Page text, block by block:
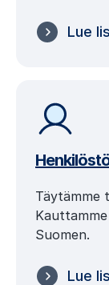
Lue
Täytämme
Suomen.
Lue